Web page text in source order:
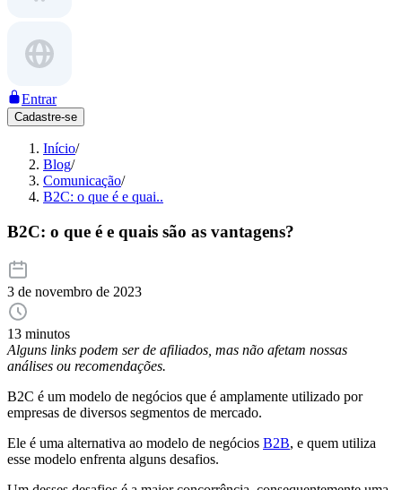
Entrar
Cadastre-se
Início/
Blog/
Comunicação/
B2C: o que é e quai..
B2C: o que é e quais são as vantagens?
3 de novembro de 2023
13 minutos
Alguns links podem ser de afiliados, mas não afetam nossas
análises ou recomendações.
B2C é um modelo de negócios que é amplamente utilizado por
empresas de diversos segmentos de mercado.
Ele é uma alternativa ao modelo de negócios B2B, e quem utiliza
esse modelo enfrenta alguns desafios.